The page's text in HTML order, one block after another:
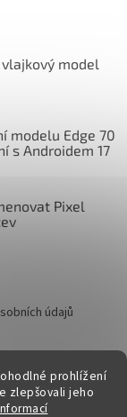
prohlížení
zlepšovali jeho
model
modelu Edge 70
s Androidem 17
Pixel
údajů